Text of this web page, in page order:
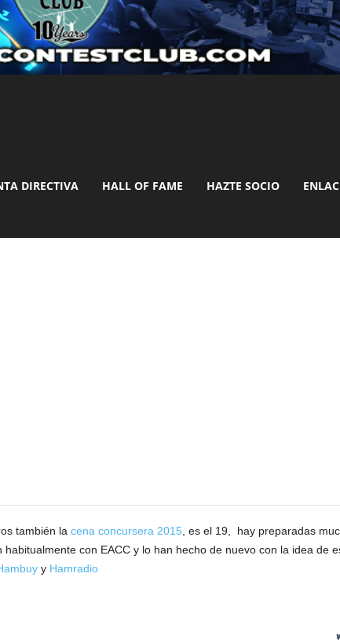
DIRECTIVA HALL OF FAME HAZTE SOCIO
también la cena concursera 2015 , es el 19, hay preparadas
con EACC y lo han hecho de nuevo con la idea de
y Hamradio